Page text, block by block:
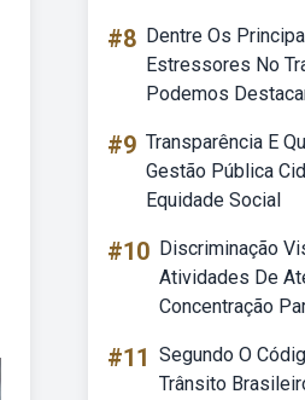
#8 Dentre Os
Estressores No
Podemos
#9 Transparência E
Gestão Pública
Equidade Social
#10 Discriminação
Atividades De
Concentração
#11 Segundo O
Trânsito